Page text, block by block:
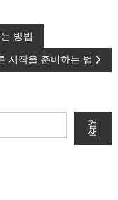
방법
시작을 준비하는 법
검
색